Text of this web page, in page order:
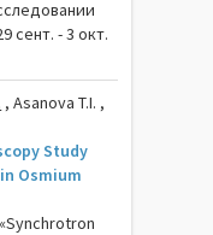
сент. - 3 окт.
, Asanova T.I. ,
Study
Osmium